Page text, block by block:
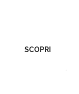
SCOPRI